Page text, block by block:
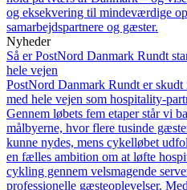
og eksekvering til mindeværdige
samarbejdspartnere og gæster.
Nyheder
Så er PostNord Danmark Rundt
hele vejen
PostNord Danmark Rundt er
med hele vejen som hospitality-
Gennem løbets fem etaper står vi
målbyerne, hvor flere tusinde
kunne nydes, mens cykelløbet
en fælles ambition om at løfte
cykling gennem velsmagende
professionelle gæsteoplevelser.